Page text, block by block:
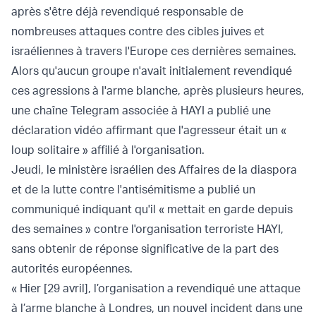
après s'être déjà revendiqué responsable de
nombreuses attaques contre des cibles juives et
israéliennes à travers l'Europe ces dernières semaines.
Alors qu'aucun groupe n'avait initialement revendiqué
ces agressions à l'arme blanche, après plusieurs heures,
une chaîne Telegram associée à HAYI a publié une
déclaration vidéo affirmant que l'agresseur était un «
loup solitaire » affilié à l'organisation.
Jeudi, le ministère israélien des Affaires de la diaspora
et de la lutte contre l'antisémitisme a publié un
communiqué indiquant qu'il « mettait en garde depuis
des semaines » contre l'organisation terroriste HAYI,
sans obtenir de réponse significative de la part des
autorités européennes.
« Hier [29 avril], l’organisation a revendiqué une attaque
à l’arme blanche à Londres, un nouvel incident dans une